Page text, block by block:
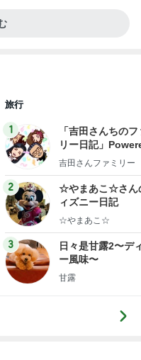
旅行
1
「吉田さんちの
リー日記」
y Ameba 吉田さ
ログ
吉田さんファミリー
2
☆やまあこ☆さん
ィズニー日記
☆やまあこ☆
3
日々是甘露2〜デ
ー風味〜
甘露